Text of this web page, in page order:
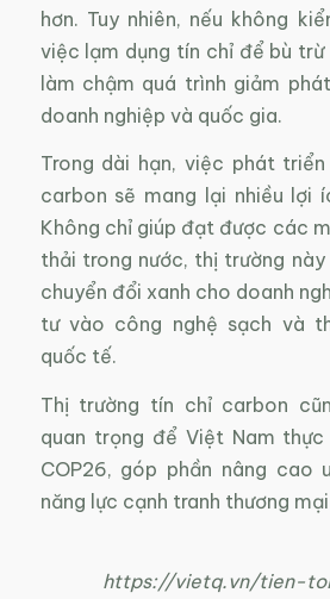
hơn. Tuy nhiên, nếu không
việc lạm dụng tín chỉ để bù
làm chậm quá trình giảm
doanh nghiệp và quốc gia.
Trong dài hạn, việc phát
carbon sẽ mang lại nhiều lợi
Không chỉ giúp đạt được các
thải trong nước, thị trường
chuyển đổi xanh cho doanh
tư vào công nghệ sạch và
quốc tế.
Thị trường tín chỉ carbon
quan trọng để Việt Nam
COP26, góp phần nâng cao
năng lực cạnh tranh thương
https://vietq.vn/tien-